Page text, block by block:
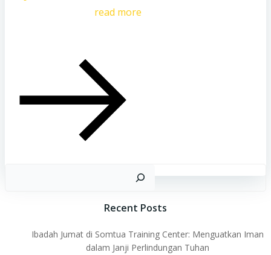
read more
Recent Posts
Ibadah Jumat di Somtua Training Center: Menguatkan Iman
dalam Janji Perlindungan Tuhan